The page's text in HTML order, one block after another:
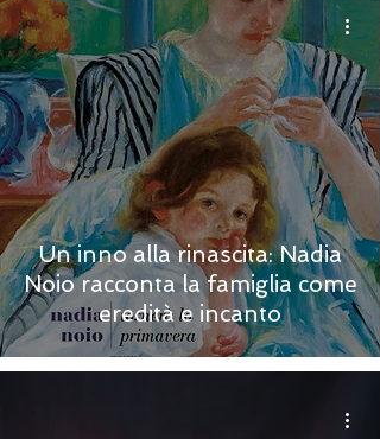
Un inno alla rinascita: Nadia
Noio racconta la famiglia come
eredità e incanto